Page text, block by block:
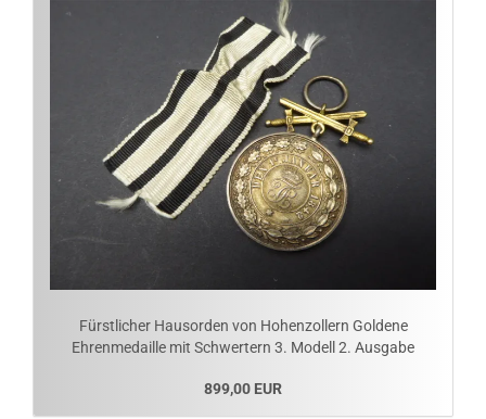
Fürstlicher Hausorden von Hohenzollern Goldene
Ehrenmedaille mit Schwertern 3. Modell 2. Ausgabe
899,00 EUR